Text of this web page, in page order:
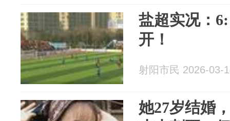
盐超实况：
开！
射阳市民 2026-03-
她27岁结婚